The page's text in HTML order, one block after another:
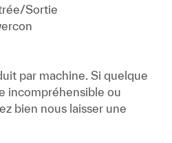
Sortie
par machine. Si quelque
incompréhensible ou
bien nous laisser une